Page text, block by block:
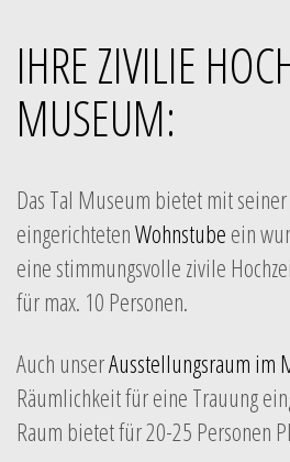
IHRE ZIVILIE
MUSEUM:
Das Tal Museum bietet mit
eingerichtetenWohnstube ein
eine stimmungsvolle zivile
für max. 10 Personen.
Auch unserAusstellungsraum im
Räumlichkeit für eine Trauung
Raum bietet für 20-25 Personen